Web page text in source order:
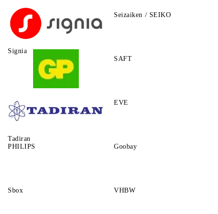
Signia
Seizaiken / SEIKO
SAFT
Tadiran
EVE
PHILIPS Goobay
Sbox VHBW